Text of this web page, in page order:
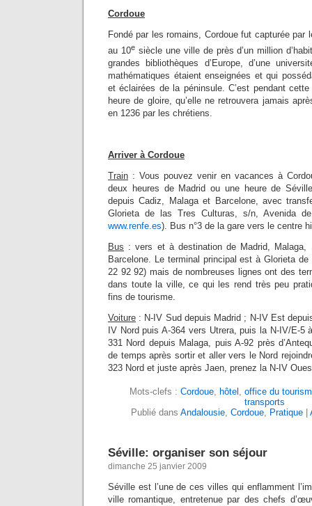
Cordoue
Fondé par les romains, Cordoue fut capturée par
au 10esiècle une ville de près d’un million
grandes bibliothèques d’Europe, d’une
mathématiques étaient enseignées et qui
et éclairées de la péninsule. C’est pendant
heure de gloire, qu’elle ne retrouvera jamais
en 1236 par les chrétiens.
Arriver à Cordoue
Train : Vous pouvez venir en vacances à
deux heures de Madrid ou une heure de
depuis Cadiz, Malaga et Barcelone, avec
Glorieta de las Tres Culturas, s/n, Avenida
www.renfe.es). Bus n°3 de la gare vers le centre
Bus : vers et à destination de Madrid, Malaga,
Barcelone. Le terminal principal est à Glorieta
22 92 92) mais de nombreuses lignes ont des
dans toute la ville, ce qui les rend très peu
fins de tourisme.
Voiture : N-IV Sud depuis Madrid ; N-IV Est
IV Nord puis A-364 vers Utrera, puis la N-IV/E-5
331 Nord depuis Malaga, puis A-92 près
de temps après sortir et aller vers le Nord
323 Nord et juste après Jaen, prenez la N-IV
Mots-clefs : Cordoue, hôtel , office du
transports
Publié dans Andalousie, Cordoue, Pratique
Séville: organiser son séjour
dimanche 25 janvier 2009
Séville est l’une de ces villes qui enflamment
ville romantique, entretenue par des chefs